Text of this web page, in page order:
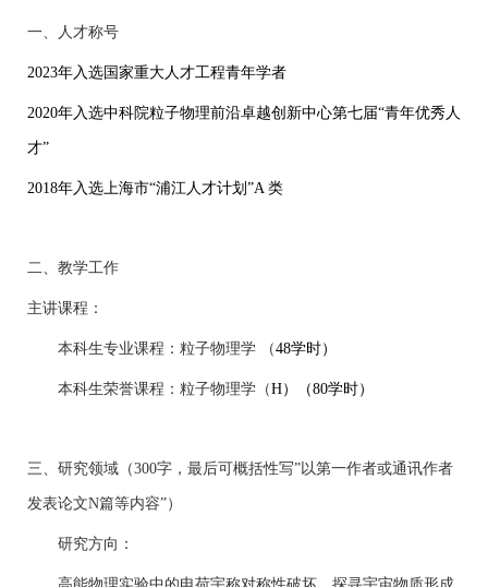
一、人才称号
2023年入选国家重大人才工程青年学者
2020年入选中科院粒子物理前沿卓越创新中心第七届“青年优秀人
才”
2018年入选上海市“浦江人才计划”A 类
二、教学工作
主讲课程：
本科生专业课程：粒子物理学 （48学时）
本科生荣誉课程：粒子物理学（H）（80学时）
三、研究领域（300字，最后可概括性写”以第一作者或通讯作者
发表论文N篇等内容”）
研究方向：